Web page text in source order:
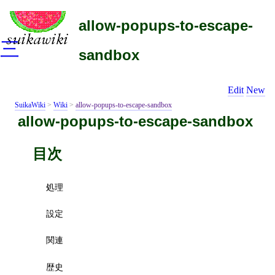
allow-popups-to-escape-
sandbox
Edit New
SuikaWiki > Wiki > allow-popups-to-escape-sandbox
allow-popups-to-escape-sandbox
目次
処理
設定
関連
歴史
三